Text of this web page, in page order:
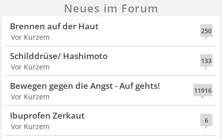
Neues im Forum
250
Brennen auf der Haut
Vor Kurzem
133
Schilddrüse/ Hashimoto
Vor Kurzem
11916
Bewegen gegen die Angst - Auf gehts!
Vor Kurzem
6
Ibuprofen Zerkaut
Vor Kurzem